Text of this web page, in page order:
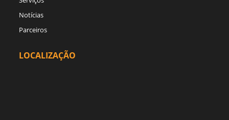
Notícias
Parceiros
LOCALIZAÇÃO